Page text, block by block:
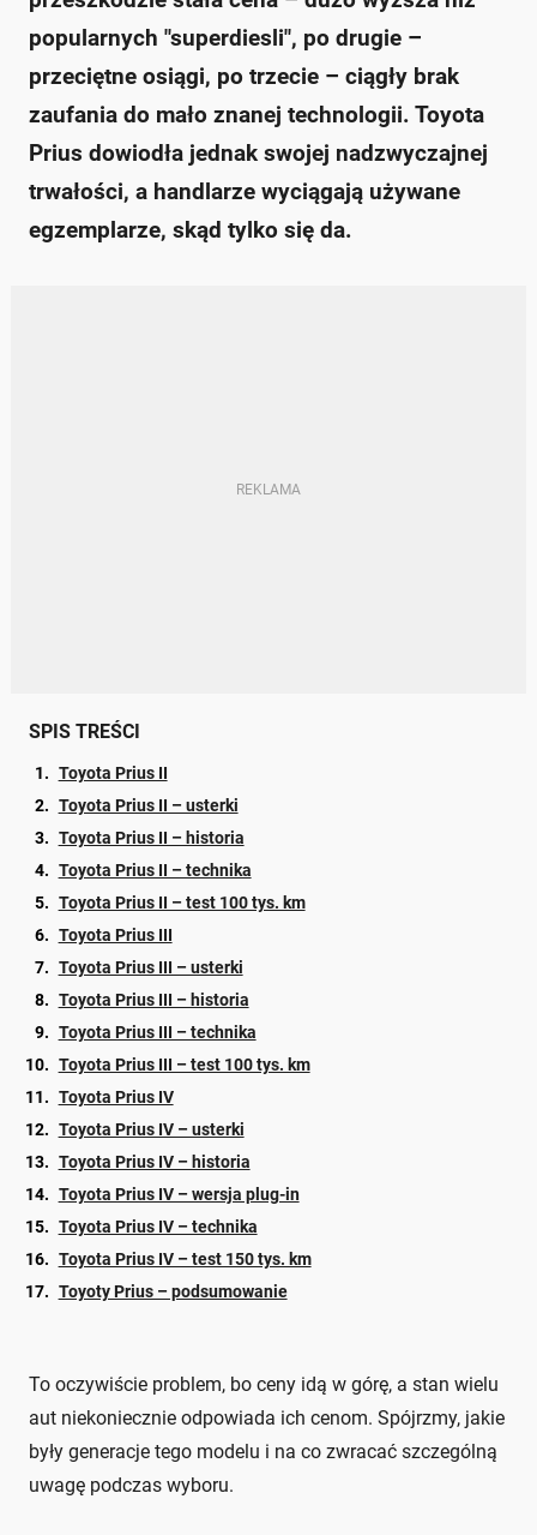
popularnych "superdiesli", po drugie –
przeciętne osiągi, po trzecie – ciągły brak
zaufania do mało znanej technologii. Toyota
Prius dowiodła jednak swojej nadzwyczajnej
trwałości, a handlarze wyciągają używane
egzemplarze, skąd tylko się da.
SPIS TREŚCI
Toyota Prius II
Toyota Prius II – usterki
Toyota Prius II – historia
Toyota Prius II – technika
Toyota Prius II – test 100 tys. km
Toyota Prius III
Toyota Prius III – usterki
Toyota Prius III – historia
Toyota Prius III – technika
Toyota Prius III – test 100 tys. km
Toyota Prius IV
Toyota Prius IV – usterki
Toyota Prius IV – historia
Toyota Prius IV – wersja plug-in
Toyota Prius IV – technika
Toyota Prius IV – test 150 tys. km
Toyoty Prius – podsumowanie
To oczywiście problem, bo ceny idą w górę, a stan wielu
aut niekoniecznie odpowiada ich cenom. Spójrzmy, jakie
były generacje tego modelu i na co zwracać szczególną
uwagę podczas wyboru.